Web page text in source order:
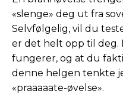
«slenge» deg ut fra
Selvfølgelig, vil du
er det helt opp til deg.
fungerer, og at du
denne helgen tenkte
«praaaaate-øvelse».